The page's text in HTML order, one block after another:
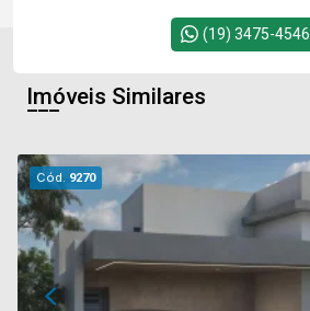
(19) 3475-4546
Imóveis Similares
Cód. 9270